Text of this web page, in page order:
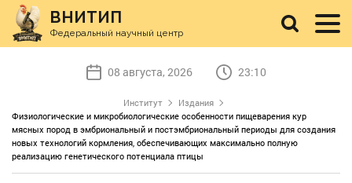
ВНИТИП
Федеральный научный центр
08 августа, 2026 23:10
Институт
Издания
Физиологические и микробиологические особенности пищеварения кур
мясных пород в эмбриональный и постэмбриональный периоды для создания
новых технологий кормления, обеспечивающих максимально полную
реализацию генетического потенциала птицы